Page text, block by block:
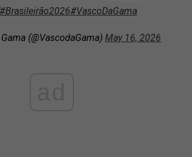
#VascoDaGama️
(@VascodaGama) May 16, 2026